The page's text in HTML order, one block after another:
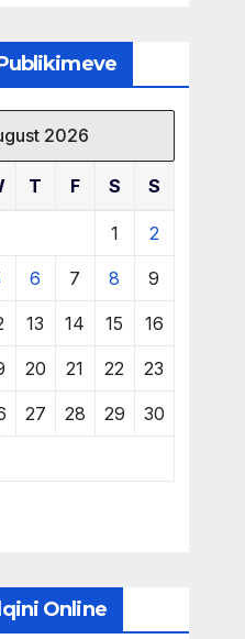
2026
T F S S
1 2
6 7 8 9
13 14 15 16
20 21 22 23
27 28 29 30
Online